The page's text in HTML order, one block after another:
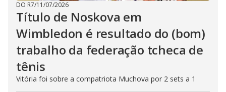
DO R7/11/07/2026
Título de Noskova em
Wimbledon é resultado do (bom)
trabalho da federação tcheca de
tênis
Vitória foi sobre a compatriota Muchova por 2 sets a 1